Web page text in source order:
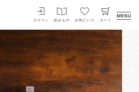
ログイン 読みもの お気にいり カート